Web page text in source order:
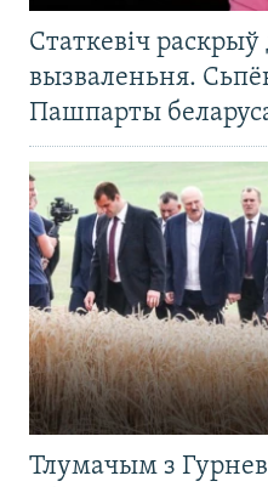
Статкевіч раскрыў
вызваленьня.
Пашпарты
Тлумачым з